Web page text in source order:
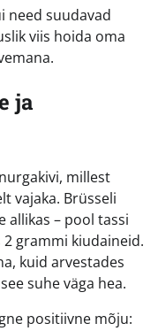
need suudavad
viis hoida oma
ja
millest
vajaka. Brüsseli
allikas – pool tassi
grammi kiudaineid.
kuid arvestades
suhe väga hea.
positiivne mõju: